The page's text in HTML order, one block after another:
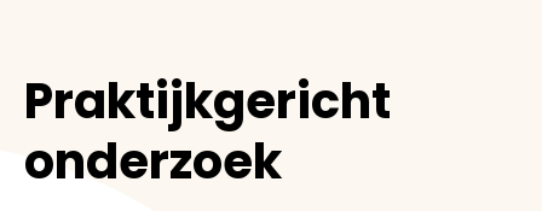
Praktijkgericht
onderzoek